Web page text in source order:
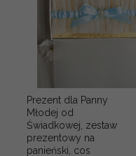
Prezent dla Panny
Młodej od
Świadkowej, zestaw
prezentowy na
panieński, cos